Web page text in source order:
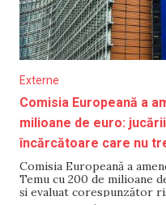
Externe
Comisia Europeană a
milioane de euro:
încărcătoare care nu
Comisia Europeană a
Temu cu 200 de milioane
și evaluat corespunzător